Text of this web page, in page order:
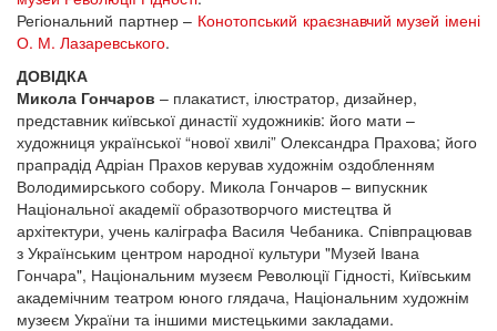
Регіональний партнер – Конотопський краєзнавчий музей імені
О. М. Лазаревського.
ДОВІДКА
Микола Гончаров – плакатист, ілюстратор, дизайнер,
представник київської династії художників: його мати –
художниця української “нової хвилі” Олександра Прахова; його
прапрадід Адріан Прахов керував художнім оздобленням
Володимирського собору. Микола Гончаров – випускник
Національної академії образотворчого мистецтва й
архітектури, учень каліграфа Василя Чебаника. Співпрацював
з Українським центром народної культури "Музей Івана
Гончара", Національним музеєм Революції Гідності, Київським
академічним театром юного глядача, Національним художнім
музеєм України та іншими мистецькими закладами.